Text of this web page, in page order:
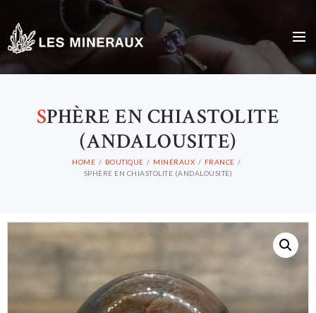
SPHÈRE EN CHIASTOLITE
(ANDALOUSITE)
HOME BOUTIQUE MINÉRAUX
FRANCE
SPHÈRE EN CHIASTOLITE (ANDALOUSITE)